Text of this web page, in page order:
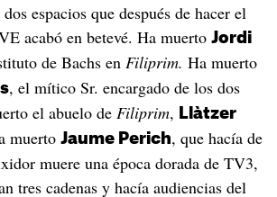
espacios que después de hacer el
acabó en betevé. Ha muerto Jordi
de Bachs en Filiprim. Ha muerto
, el mítico Sr. encargado de los dos
el abuelo de Filiprim, Llàtzer
muerto Jaume Perich, que hacía de
muere una época dorada de TV3,
tres cadenas y hacía audiencias del